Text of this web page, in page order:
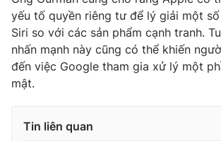
Liên hệ tòa soạn English
yếu tố quyền riêng tư để lý giải một số
Siri so với các sản phẩm cạnh tranh.
nhấn mạnh này cũng có thể khiến
đến việc Google tham gia xử lý một
mật.
Tin liên quan